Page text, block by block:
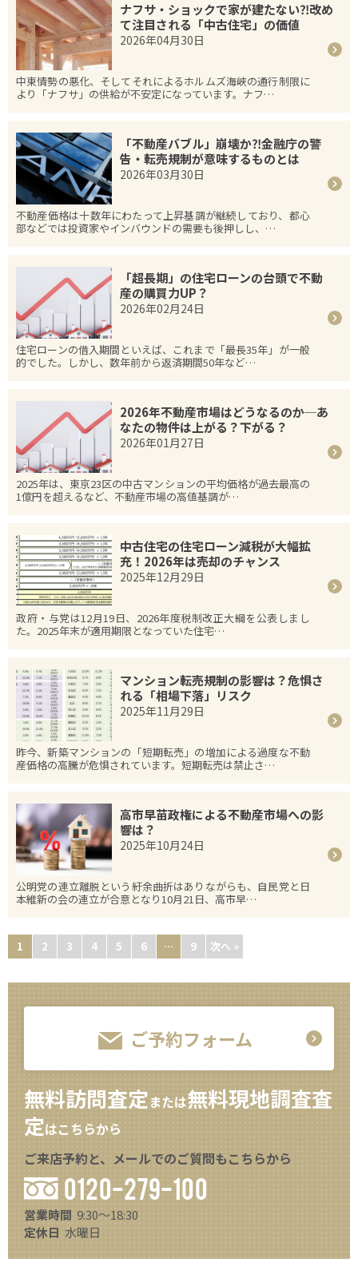
ナフサ・ショックで家が建たない⁈改め
て注目される「中古住宅」の価値
2026年04月30日
中東情勢の悪化、そしてそれによるホルムズ海峡の通行制限に
より「ナフサ」の供給が不安定になっています。ナフ…
「不動産バブル」崩壊か⁈金融庁の警
告・転売規制が意味するものとは
2026年03月30日
不動産価格は十数年にわたって上昇基調が継続しており、都心
部などでは投資家やインバウンドの需要も後押しし、…
「超長期」の住宅ローンの台頭で不動
産の購買力UP？
2026年02月24日
住宅ローンの借入期間といえば、これまで「最長35年」が一般
的でした。しかし、数年前から返済期間50年など…
2026年不動産市場はどうなるのか─あ
なたの物件は上がる？下がる？
2026年01月27日
2025年は、東京23区の中古マンションの平均価格が過去最高の
1億円を超えるなど、不動産市場の高値基調が…
中古住宅の住宅ローン減税が大幅拡
充！2026年は売却のチャンス
2025年12月29日
政府・与党は12月19日、2026年度税制改正大綱を公表しまし
た。2025年末が適用期限となっていた住宅…
マンション転売規制の影響は？危惧さ
れる「相場下落」リスク
2025年11月29日
昨今、新築マンションの「短期転売」の増加による過度な不動
産価格の高騰が危惧されています。短期転売は禁止さ…
高市早苗政権による不動産市場への影
響は？
2025年10月24日
公明党の連立離脱という紆余曲折はありながらも、自民党と日
本維新の会の連立が合意となり10月21日、高市早…
1 2 3 4 5 6 … 9 次へ »
ご予約フォーム
無料訪問査定または無料現地調査査
定はこちらから
ご来店予約と、メールでのご質問もこちらから
0120-279-100
営業時間 9:30～18:30
定休日 水曜日